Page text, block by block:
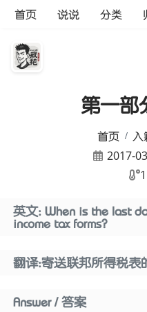
首页 说说 分类
第一部
首页 入
2017-
英文: When is the last
income tax forms?
翻译:寄送联邦所得税表
Answer / 答案